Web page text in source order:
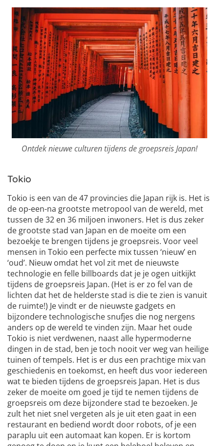
Ontdek nieuwe culturen tijdens de groepsreis Japan!
Tokio
Tokio is een van de 47 provincies die Japan rijk is. Het is
de op-een-na grootste metropool van de wereld, met
tussen de 32 en 36 miljoen inwoners. Het is dus zeker
de grootste stad van Japan en de moeite om een
bezoekje te brengen tijdens je groepsreis. Voor veel
mensen in Tokio een perfecte mix tussen ‘nieuw’ en
‘oud’. Nieuw omdat het vol zit met de nieuwste
technologie en felle billboards dat je je ogen uitkijkt
tijdens de groepsreis Japan. (Het is er zo fel van de
lichten dat het de helderste stad is die te zien is vanuit
de ruimte!) Je vindt er de nieuwste gadgets en
bijzondere technologische snufjes die nog nergens
anders op de wereld te vinden zijn. Maar het oude
Tokio is niet verdwenen, naast alle hypermoderne
dingen in de stad, ben je toch nooit ver weg van heilige
tuinen of tempels. Het is er dus een prachtige mix van
geschiedenis en toekomst, en heeft dus voor iedereen
wat te bieden tijdens de groepsreis Japan. Het is dus
zeker de moeite om goed je tijd te nemen tijdens de
groepsreis om deze bijzondere stad te bezoeken. Je
zult het niet snel vergeten als je uit eten gaat in een
restaurant en bediend wordt door robots, of je een
paraplu uit een automaat kan kopen. Er is kortom